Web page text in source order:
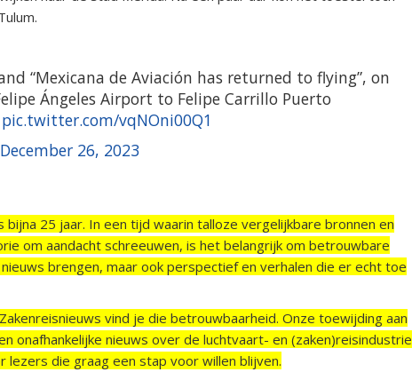
“Mexicana de Aviación has returned to flying”, on
Ángeles Airport to Felipe Carrillo Puerto
pic.twitter.com/vqNOni00Q1
December 26, 2023
25 jaar. In een tijd waarin talloze vergelijkbare bronnen en
om aandacht schreeuwen, is het belangrijk om betrouwbare
brengen, maar ook perspectief en verhalen die er echt toe
vind je die betrouwbaarheid. Onze toewijding aan
onafhankelijke nieuws over de luchtvaart- en (zaken)reisindustrie
lezers die graag een stap voor willen blijven.